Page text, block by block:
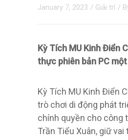
January 7, 2023 / Giải trí /
Kỳ Tích MU Kinh Điển
thực phiên bản PC
Kỳ Tích MU Kinh Điển
trò chơi di động phát
chính quyền cho công
Trần Tiểu Xuân, giữ